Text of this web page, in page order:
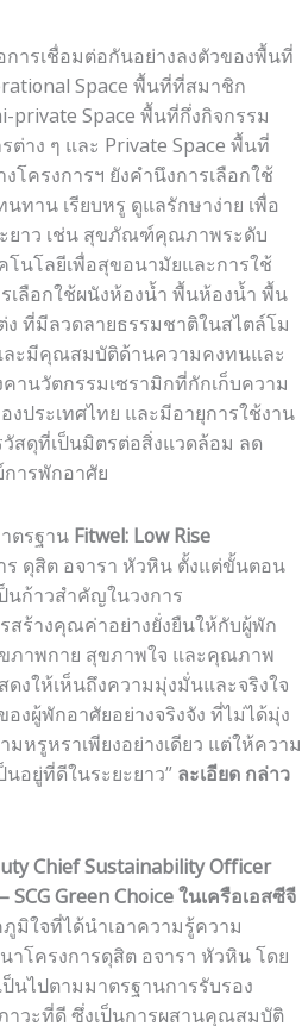
ารเชื่อมต่อกันอย่างลงตัวของพื้นที่
Space พื้นที่ที่สมาชิก
private Space พื้นที่กึ่งกิจกรรม
าง ๆ และ Private Space พื้นที่
โครงการฯ ยังคำนึงการเลือกใช้
ทาน เรียบหรู ดูแลรักษาง่าย เพื่อ
ะยาว เช่น สุขภัณฑ์คุณภาพระดับ
นโลยีเพื่อสุขอนามัยและการใช้
เลือกใช้ผนังห้องน้ำ พื้นห้องน้ำ พื้น
ง ที่มีลวดลายธรรมชาติในสไตล์โม
ะมีคุณสมบัติด้านความคงทนและ
านวัตกรรมเซรามิกที่กักเก็บความ
ประเทศไทย และมีอายุการใช้งาน
วัสดุที่เป็นมิตรต่อสิ่งแวดล้อม ลด
ารพักอาศัย
ตรฐาน Fitwel: Low Rise
ร ดุสิต อจารา หัวหิน ตั้งแต่ขั้นตอน
ก้าวสำคัญในวงการ
สร้างคุณค่าอย่างยั่งยืนให้กับผู้พัก
ภาพกาย สุขภาพใจ และคุณภาพ
งให้เห็นถึงความมุ่งมั่นและจริงใจ
ผู้พักอาศัยอย่างจริงจัง ที่ไม่ได้มุ่ง
หรูหราเพียงอย่างเดียว แต่ให้ความ
อยู่ที่ดีในระยะยาว” ละเอียด กล่าว
Chief Sustainability Officer
SCG Green Choice ในเครือเอสซีจี
มิใจที่ได้นำเอาความรู้ความ
โครงการดุสิต อจารา หัวหิน โดย
นไปตามมาตรฐานการรับรอง
าวะที่ดี ซึ่งเป็นการผสานคุณสมบัติ